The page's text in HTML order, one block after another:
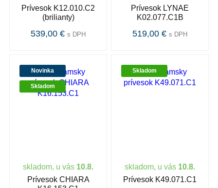
Prívesok K12.010.C2
(brilianty)
539,00 € s DPH
Prívesok LYNAE
K02.077.C1B
519,00 € s DPH
Novinka
Skladom
skladom, u vás 10.8.
Prívesok CHIARA
Skladom
skladom, u vás 10.8.
Prívesok K49.071.C1